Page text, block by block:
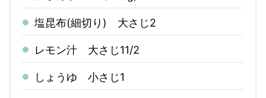
塩昆布(細切り) 大さじ2
レモン汁 大さじ11/2
しょうゆ 小さじ1